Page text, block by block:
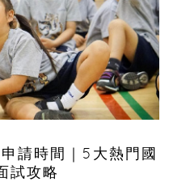
請時間｜5大熱門國
試攻略